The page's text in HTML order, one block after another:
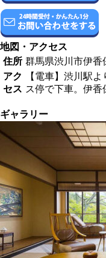
地図・アクセス
住所 群馬県渋川市伊香
アク
セス
【電車】渋川駅
ス停で下車。伊香
ギャラリー